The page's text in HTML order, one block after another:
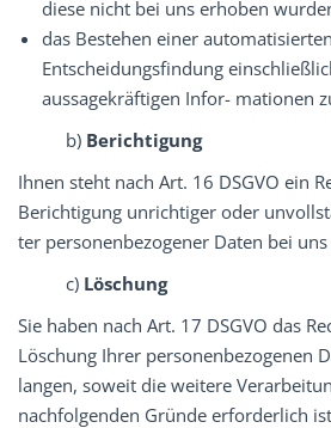
diese nicht bei uns erhoben
das Bestehen einer automatisierten
Entscheidungsfindung
aussagekräftigen Infor- mationen
b) Berichtigung
Ihnen steht nach Art. 16 DSGVO ein
Berichtigung unrichtiger oder
ter personenbezogener Daten bei uns
c) Löschung
Sie haben nach Art. 17 DSGVO das
Löschung Ihrer personenbezogenen
langen, soweit die weitere
nachfolgenden Gründe erforderlich